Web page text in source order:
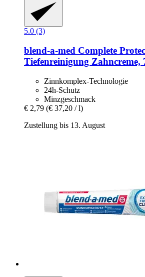
5.0 (3)
blend-a-med Complete
Tiefenreinigung Zahncreme,
Zinnkomplex-Technologie
24h-Schutz
Minzgeschmack
€ 2,79 (€ 37,20 / l)
Zustellung bis 13. August